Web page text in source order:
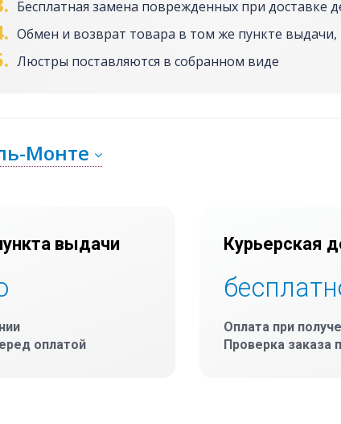
Бесплатная замена поврежденных при доставке
Обмен и возврат товара в том же пункте выдачи,
Люстры поставляются в собранном виде
Монте
выдачи
оплатой
Курьерская
Оплата при
Проверка заказа